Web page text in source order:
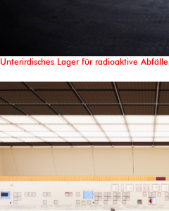
Unterirdisches Lager für radioaktive